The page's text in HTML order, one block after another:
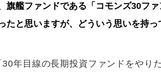
艦ファンドである「コモンズ30フ
たと思いますが、どういう思いを持っ
年目線の長期投資ファンドをやり